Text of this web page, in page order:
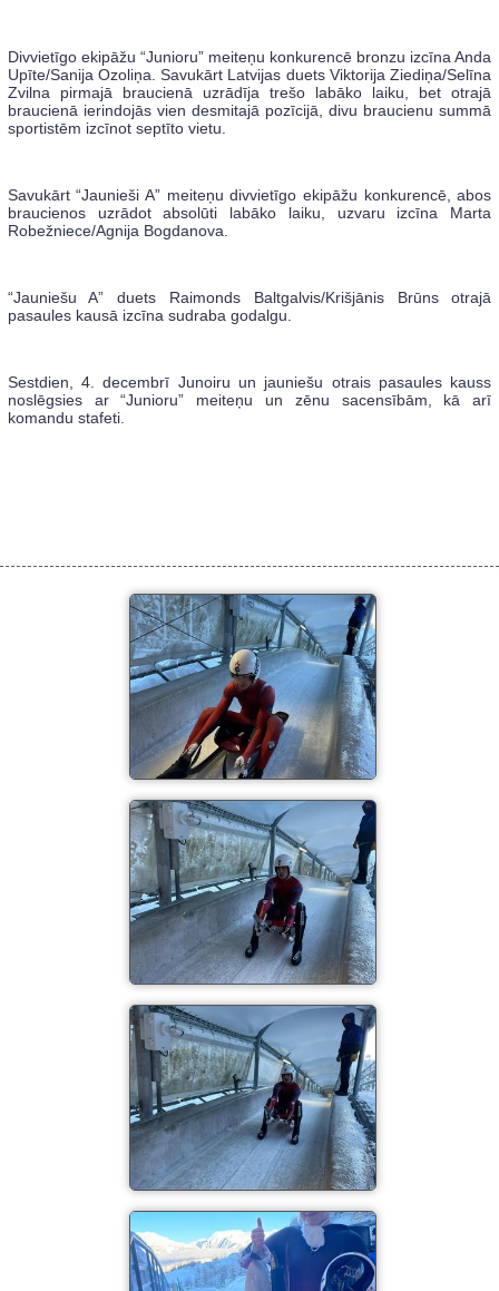
Divvietīgo ekipāžu “Junioru” meiteņu konkurencē bronzu izcīna Anda
Upīte/Sanija Ozoliņa. Savukārt Latvijas duets Viktorija Ziediņa/Selīna
Zvilna pirmajā braucienā uzrādīja trešo labāko laiku, bet otrajā
braucienā ierindojās vien desmitajā pozīcijā, divu braucienu summā
sportistēm izcīnot septīto vietu.
Savukārt “Jaunieši A” meiteņu divvietīgo ekipāžu konkurencē, abos
braucienos uzrādot absolūti labāko laiku, uzvaru izcīna Marta
Robežniece/Agnija Bogdanova.
“Jauniešu A” duets Raimonds Baltgalvis/Krišjānis Brūns otrajā
pasaules kausā izcīna sudraba godalgu.
Sestdien, 4. decembrī Junoiru un jauniešu otrais pasaules kauss
noslēgsies ar “Junioru” meiteņu un zēnu sacensībām, kā arī
komandu stafeti.